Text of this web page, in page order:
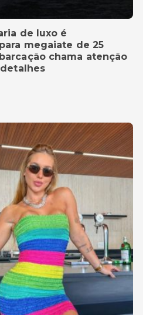
de luxo é
megaiate de 25
chama atenção